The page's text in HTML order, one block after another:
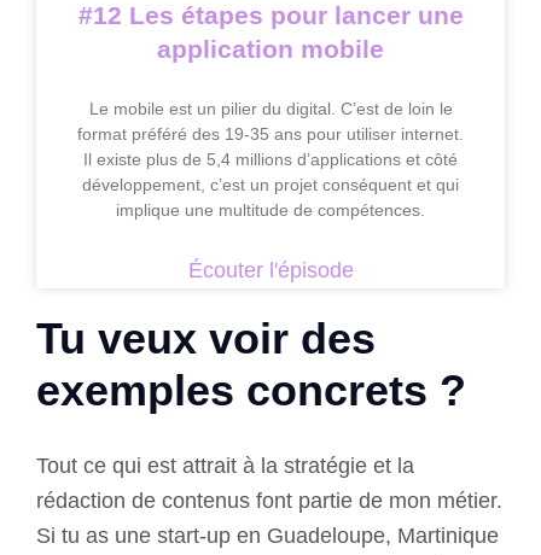
#12 Les étapes pour lancer une
application mobile
Le mobile est un pilier du digital. C’est de loin le
format préféré des 19-35 ans pour utiliser internet.
Il existe plus de 5,4 millions d’applications et côté
développement, c’est un projet conséquent et qui
implique une multitude de compétences.
Écouter l'épisode
Tu veux voir des
exemples concrets ?
Tout ce qui est attrait à la stratégie et la
rédaction de contenus font partie de mon métier.
Si tu as une start-up en Guadeloupe, Martinique